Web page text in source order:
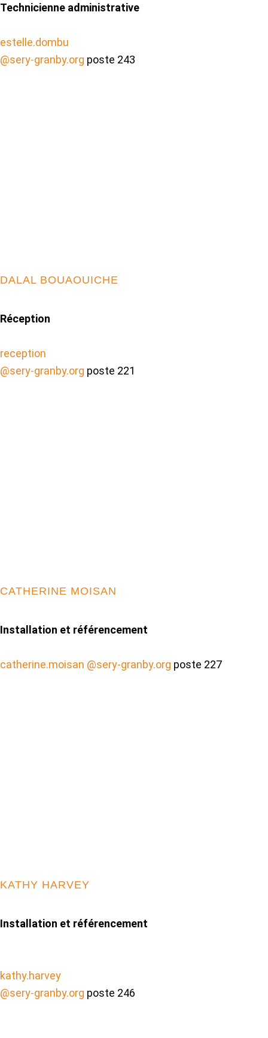
Technicienne administrative
estelle.dombu
@sery-granby.org poste 243
DALAL BOUAOUICHE
Réception
reception
@sery-granby.org poste 221
CATHERINE MOISAN
Installation et référencement
catherine.moisan @sery-granby.org poste 227
KATHY HARVEY
Installation et référencement
kathy.harvey
@sery-granby.org poste 246